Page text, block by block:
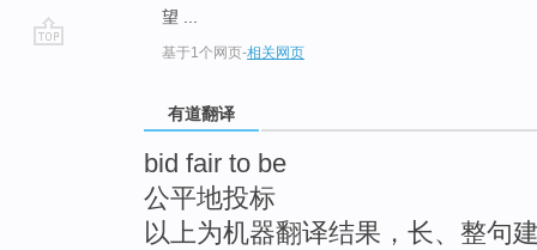
望 ...
基于1个网页-相关网页
有道翻译
bid fair to be
公平地投标
以上为机器翻译结果，长、整句